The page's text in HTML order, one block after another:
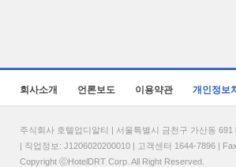
회사소개 언론보도 이용약관 개인정보
주식회사 호텔업디알티 | 서울특별시 금천구 가산동
| 직업정보: J1206020200010 | 고객센터 1644-7896 |
Copyright ⓒHotelDRT Corp. All Right Reserved.